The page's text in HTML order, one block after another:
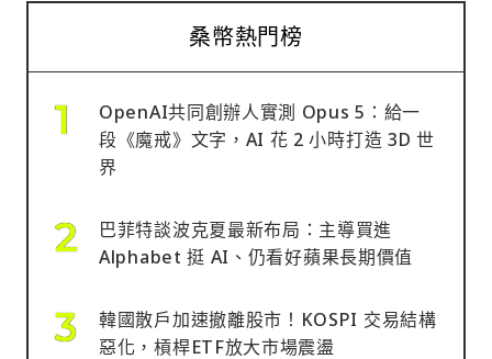
桑幣熱門榜
OpenAI共同創辦人實測 Opus 5：給一
段《魔戒》文字，AI 花 2 小時打造 3D 世
界
巴菲特談波克夏最新布局：主導買進
Alphabet 挺 AI、仍看好蘋果長期價值
韓國散戶加速撤離股市！KOSPI 交易結構
惡化，槓桿ETF放大市場震盪